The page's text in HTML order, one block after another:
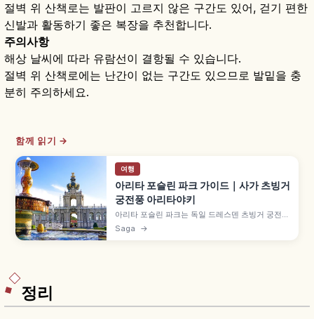
절벽 위 산책로는 발판이 고르지 않은 구간도 있어, 걷기 편한
신발과 활동하기 좋은 복장을 추천합니다.
주의사항
해상 날씨에 따라 유람선이 결항될 수 있습니다.
절벽 위 산책로에는 난간이 없는 구간도 있으므로 발밑을 충
분히 주의하세요.
함께 읽기 →
여행
아리타 포슬린 파크 가이드｜사가 츠빙거
궁전풍 아리타야키
아리타 포슬린 파크는 독일 드레스덴 츠빙거 궁전풍
건물을 중심으로 한 사가현 아리타초의 테마파크로,
입장과 주차가 무료입니다. 바로크 양식 정원, 그림
Saga →
정리